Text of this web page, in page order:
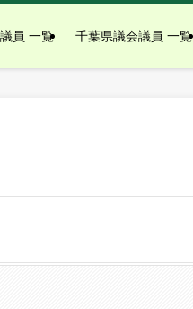
員 一覧 千葉県議会議員 一覧